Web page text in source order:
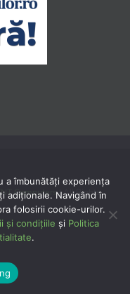
Computers| All Rights
îmbunătăți experiența
adiționale. Navigând în
folosirii cookie-urilor.
și condițiile și Politica
.